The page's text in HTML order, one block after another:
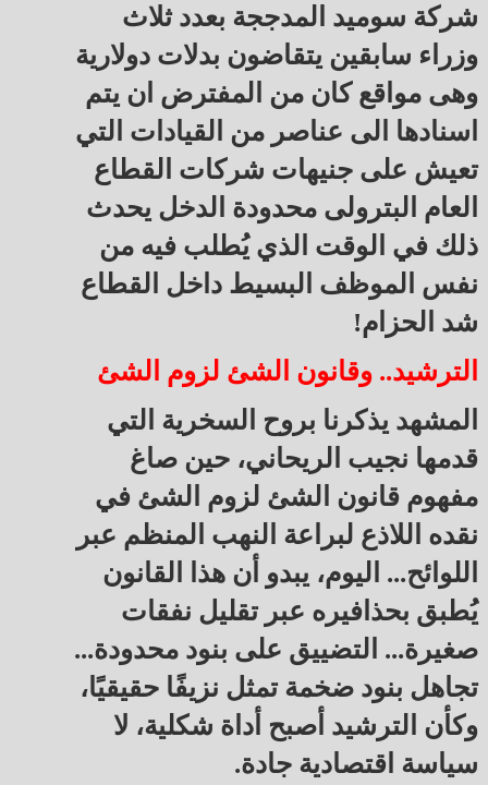
شركة سوميد المدججة بعدد ثلاث
وزراء سابقين يتقاضون بدلات دولارية
وهى مواقع كان من المفترض ان يتم
اسنادها الى عناصر من القيادات التي
تعيش على جنيهات شركات القطاع
العام البترولى محدودة الدخل يحدث
ذلك في الوقت الذي يُطلب فيه من
نفس الموظف البسيط داخل القطاع
شد الحزام!
الترشيد.. وقانون الشئ لزوم الشئ
المشهد يذكرنا بروح السخرية التي
قدمها نجيب الريحاني، حين صاغ
مفهوم قانون الشئ لزوم الشئ في
نقده اللاذع لبراعة النهب المنظم عبر
اللوائح... اليوم، يبدو أن هذا القانون
يُطبق بحذافيره عبر تقليل نفقات
صغيرة... التضييق على بنود محدودة...
تجاهل بنود ضخمة تمثل نزيفًا حقيقيًا،
وكأن الترشيد أصبح أداة شكلية، لا
سياسة اقتصادية جادة.